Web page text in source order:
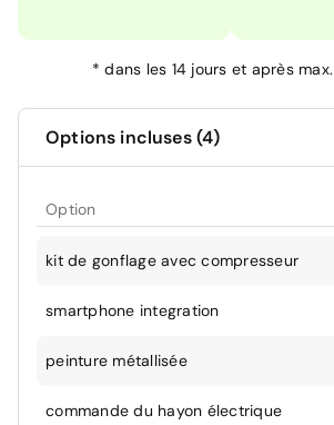
*dans les 14 jours et après
Options incluses (4)
Option
kit de gonflage avec compresseur
smartphone integration
peinture métallisée
commande du hayon électrique